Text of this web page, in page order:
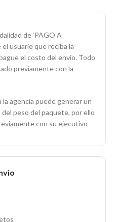
de ‘PAGO A
usuario que reciba la
el costo del envío. Todo
previamente con la
agencia puede generar un
peso del paquete, por ello
con su ejecutivo